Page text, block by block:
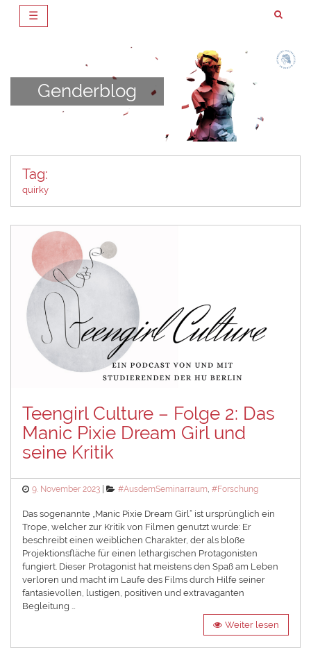
☰
Genderblog
Tag:
quirky
Teengirl Culture – Folge 2: Das
Manic Pixie Dream Girl und
seine Kritik
Posted
9. November 2023 Categories
#AusdemSeminarraum,#Forschung
Das sogenannte „Manic Pixie Dream Girl“ ist ursprünglich ein
Trope, welcher zur Kritik von Filmen genutzt wurde: Er
beschreibt einen weiblichen Charakter, der als bloße
Projektionsfläche für einen lethargischen Protagonisten
fungiert. Dieser Protagonist hat meistens den Spaß am Leben
verloren und macht im Laufe des Films durch Hilfe seiner
fantasievollen, lustigen, positiven und extravaganten
Begleitung …
Weiter lesen